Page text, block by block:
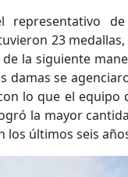
representativo
23
la siguiente
damas se
lo que el equipo
la mayor
los últimos seis